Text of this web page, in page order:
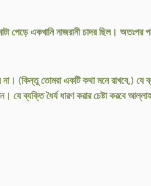
পেড়ে একখানি নাজরানী চাদর ছিল।
(কিন্তু তোমরা একটি কথা মনে রাখবে,) যে
ব্যক্তি ধৈর্য ধারণ করার চেষ্টা করবে